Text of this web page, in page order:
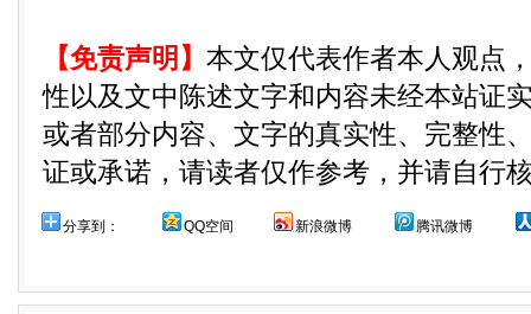
【免责声明】 本文仅代表作者本人观点
性以及文中陈述文字和内容未经本站证
或者部分内容、文字的真实性、完整性
证或承诺，请读者仅作参考，并请自行
分享到： QQ空间 新浪微博 腾讯微博